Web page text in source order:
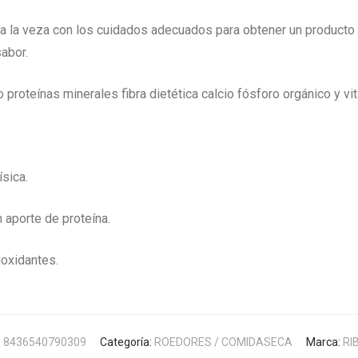
la veza con los cuidados adecuados para obtener un
proteínas minerales fibra dietética calcio fósforo orgánico y
aporte de proteína.
8436540790309 Categoría: ROEDORES / COMIDASECA Marca: